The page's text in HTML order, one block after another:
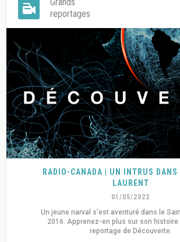
reportages
RADIO-CANADA | UN INTRUS DANS
LAURENT
01/05/2022
Un jeune narval s’est aventuré dans le
2016. Apprenez-en plus sur son histoire
reportage de Découverte.